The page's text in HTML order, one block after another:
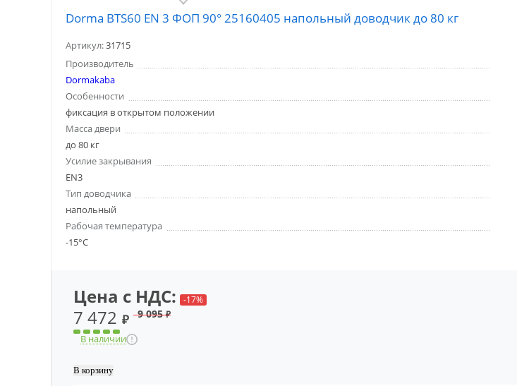
Dorma BTS60 EN 3 ФОП 90° 25160405 напольный доводчик до 80 кг
Артикул:31715
Производитель
Dormakaba
Особенности
фиксация в открытом положении
Масса двери
до 80 кг
Усилие закрывания
EN3
Тип доводчика
напольный
Рабочая температура
-15°С
Цена с НДС: -17%
7 472₽ 9 095₽
В наличии